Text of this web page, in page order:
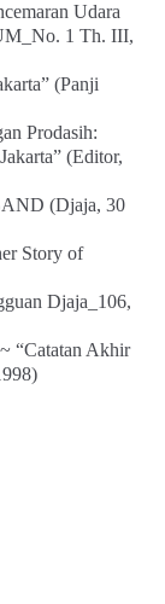
Udara
1 Th. III,
(Panji
Prodasih:
(Editor,
(Djaja, 30
Story of
Djaja_106,
“Catatan Akhir